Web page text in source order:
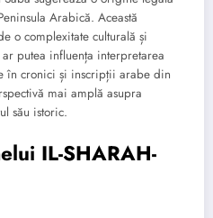
Arabică. Această
o complexitate culturală și
putea influența interpretarea
în cronici și inscripții arabe din
mai amplă asupra
său istoric.
IL-SHARAH-